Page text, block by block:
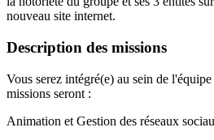
nouveau site internet.
Description des missions
Vous serez intégré(e) au sein de
missions seront :
Animation et Gestion des réseaux